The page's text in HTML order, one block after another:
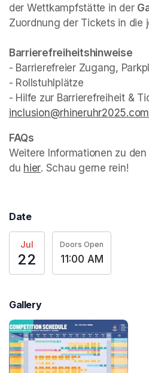
der Wettkampfstätte in der
Zuordnung der Tickets in die
- Barrierefreier Zugang,
- Rollstuhlplätze
inclusion@rhineruhr2025.com
Weitere Informationen zu
du hier(opens in a new tab)
. Schau gerne rein!
Date
Jul
22
Doors Open
11:00 AM
Gallery